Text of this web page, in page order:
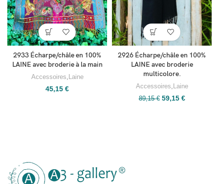
2933 Écharpe/châle en 100%
LAINE avec broderie à la main
Accessoires Laine
45,15 €
2926 Écharpe/châle en 100%
LAINE avec broderie
multicolore.
Accessoires Laine
89,15€ 59,15 €